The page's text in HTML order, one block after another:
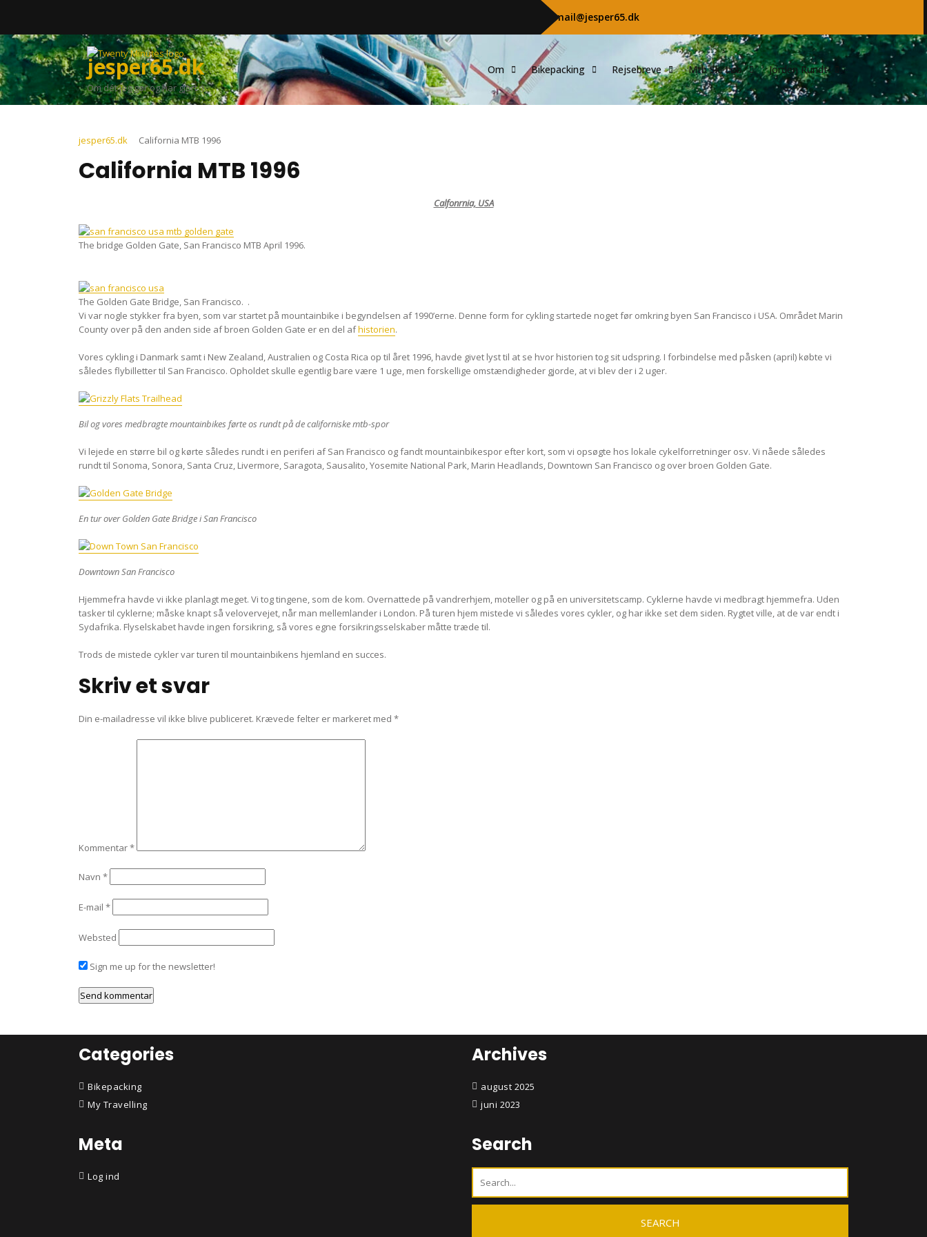
content
mail@jesper65.dk
jesper65.dk
Om dét jeg gør og har gjort :)
Om Bikepacking Rejsebreve Mtb Ski Løb Jorden Rundt
jesper65.dk California MTB 1996
California MTB 1996
Calfonrnia, USA
The bridge Golden Gate, San Francisco MTB April 1996.
The Golden Gate Bridge, San Francisco. .
Vi var nogle stykker fra byen, som var startet på mountainbike i begyndelsen af 1990’erne. Denne form for cykling startede noget før omkring byen San Francisco i USA. Området Marin
County over på den anden side af broen Golden Gate er en del afhistorien.
Vores cykling i Danmark samt i New Zealand, Australien og Costa Rica op til året 1996, havde givet lyst til at se hvor historien tog sit udspring. I forbindelse med påsken (april) købte vi
således flybilletter til San Francisco. Opholdet skulle egentlig bare være 1 uge, men forskellige omstændigheder gjorde, at vi blev der i 2 uger.
Bil og vores medbragte mountainbikes førte os rundt på de californiske mtb-spor
Vi lejede en større bil og kørte således rundt i en periferi af San Francisco og fandt mountainbikespor efter kort, som vi opsøgte hos lokale cykelforretninger osv. Vi nåede således
rundt til Sonoma, Sonora, Santa Cruz, Livermore, Saragota, Sausalito, Yosemite National Park, Marin Headlands, Downtown San Francisco og over broen Golden Gate.
En tur over Golden Gate Bridge i San Francisco
Downtown San Francisco
Hjemmefra havde vi ikke planlagt meget. Vi tog tingene, som de kom. Overnattede på vandrerhjem, moteller og på en universitetscamp. Cyklerne havde vi medbragt hjemmefra. Uden
tasker til cyklerne; måske knapt så velovervejet, når man mellemlander i London. På turen hjem mistede vi således vores cykler, og har ikke set dem siden. Rygtet ville, at de var endt i
Sydafrika. Flyselskabet havde ingen forsikring, så vores egne forsikringsselskaber måtte træde til.
Trods de mistede cykler var turen til mountainbikens hjemland en succes.
Skriv et svar
Din e-mailadresse vil ikke blive publiceret. Krævede felter er markeret med *
Kommentar*
Navn *
E-mail *
Websted
Sign me up for the newsletter!
Categories
Bikepacking
My Travelling
Archives
august 2025
juni 2023
Meta
Log ind
Search